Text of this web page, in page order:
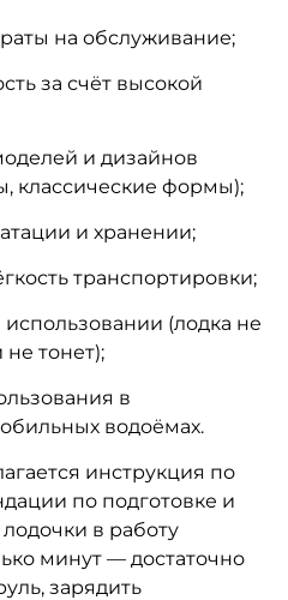
на обслуживание;
за счёт высокой
и дизайнов
классические формы);
и хранении;
транспортировки;
(лодка не
тонет);
в
водоёмах.
инструкция по
по подготовке и
в работу
минут — достаточно
зарядить